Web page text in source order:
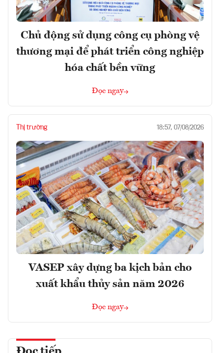
Chủ động sử dụng công cụ phòng vệ
thương mại để phát triển công nghiệp
hóa chất bền vững
Đọc ngay
Thị trường 18:57, 07/08/2026
VASEP xây dựng ba kịch bản cho
xuất khẩu thủy sản năm 2026
Đọc ngay